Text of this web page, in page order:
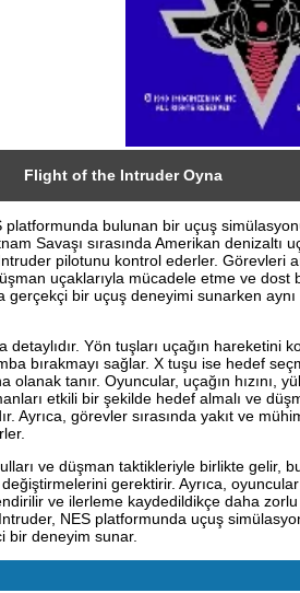
Flight of the Intruder Oyna
platformunda bulunan bir uçuş
Savaşı sırasında Amerikan denizaltı
pilotunu kontrol ederler. Görevleri
uçaklarıyla mücadele etme ve dost
gerçekçi bir uçuş deneyimi sunarken
Yön tuşları uçağın hareketini
bırakmayı sağlar. X tuşu ise hedef
olanak tanır. Oyuncular, uçağın hızını,
etkili bir şekilde hedef almalı ve
Ayrıca, görevler sırasında yakıt ve
ve düşman taktikleriyle birlikte gelir,
gerektirir. Ayrıca,
ve ilerleme kaydedildikçe daha
NES platformunda uçuş
bir deneyim sunar.